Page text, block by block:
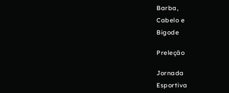
Barba,
Cabelo e
Bigode
Preleção
Jornada
Esportiva